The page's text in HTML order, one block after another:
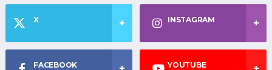
X INSTAGRAM
FACEBOOK YOUTUBE